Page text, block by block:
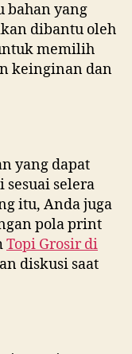
bahan yang
dibantu oleh
memilih
keinginan dan
yang dapat
selera
itu, Anda juga
pola print
Topi Grosir di
diskusi saat